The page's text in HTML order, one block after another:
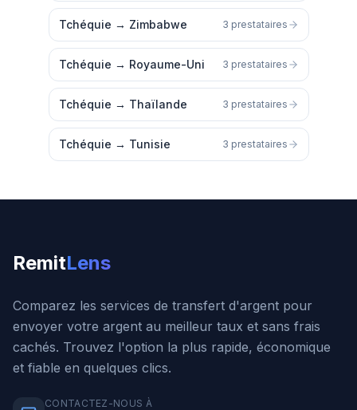
Tchéquie → Zimbabwe 3 prestataires
Tchéquie → Royaume-Uni 3 prestataires
Tchéquie → Thaïlande 3 prestataires
Tchéquie → Tunisie 3 prestataires
RemitLens
Comparez les services de transfert d'argent pour
envoyer votre argent au meilleur taux et sans frais
cachés. Trouvez l'option la plus rapide, économique
et fiable en quelques clics.
CONTACTEZ-NOUS À